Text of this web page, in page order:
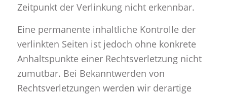
Zeitpunkt der Verlinkung nicht erkennbar.
Eine permanente inhaltliche Kontrolle der
verlinkten Seiten ist jedoch ohne konkrete
Anhaltspunkte einer Rechtsverletzung nicht
zumutbar. Bei Bekanntwerden von
Rechtsverletzungen werden wir derartige